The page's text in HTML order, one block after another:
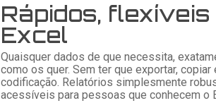
Rápidos, flexíveis
Excel
Quaisquer dados de que necessita,
como os quer. Sem ter que exportar, copiar
codificação. Relatórios simplesmente
acessíveis para pessoas que conhecem o